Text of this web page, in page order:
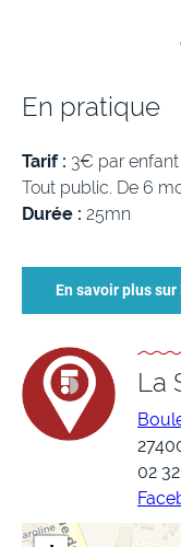
En pratique
Tarif : 3€ par
Tout public. De 6
Durée : 25mn
En savoir plus sur
La
02